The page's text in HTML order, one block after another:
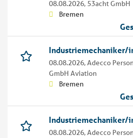
08.08.2026, 53acht GmbH
Bremen
Industriemechaniker/
08.08.2026,Adecco
GmbH Aviation
Bremen
Industriemechaniker/
08.08.2026,Adecco